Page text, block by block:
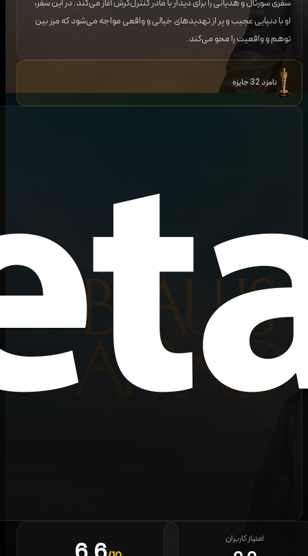
سفری سورئال و هذیانی را برای دیدار با مادر کنترل‌گرش آغاز می‌کند. در این سفر،
او با دنیایی عجیب و پر از تهدیدهای خیالی و واقعی مواجه می‌شود که مرز بین
توهم و واقعیت را محو می‌کند.
نامزد 32 جایزه
امتیاز کاربران